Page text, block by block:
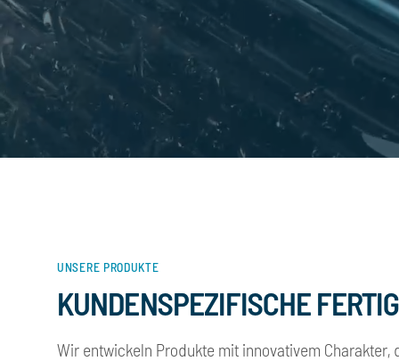
UNSERE PRODUKTE
KUNDENSPEZIFISCHE
Wir entwickeln Produkte mit innovativem